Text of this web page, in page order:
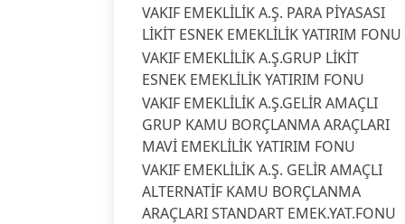
VAKIF EMEKLİLİK A.Ş. PARA PİYASASI
LİKİT ESNEK EMEKLİLİK YATIRIM FONU
VAKIF EMEKLİLİK A.Ş.GRUP LİKİT
ESNEK EMEKLİLİK YATIRIM FONU
VAKIF EMEKLİLİK A.Ş.GELİR AMAÇLI
GRUP KAMU BORÇLANMA ARAÇLARI
MAVİ EMEKLİLİK YATIRIM FONU
VAKIF EMEKLİLİK A.Ş. GELİR AMAÇLI
ALTERNATİF KAMU BORÇLANMA
ARAÇLARI STANDART EMEK.YAT.FONU